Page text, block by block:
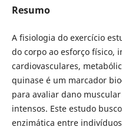
Resumo
A fisiologia do exercício
do corpo ao esforço físico,
cardiovasculares,
quinase é um marcador
para avaliar dano
intensos. Este estudo
enzimática entre